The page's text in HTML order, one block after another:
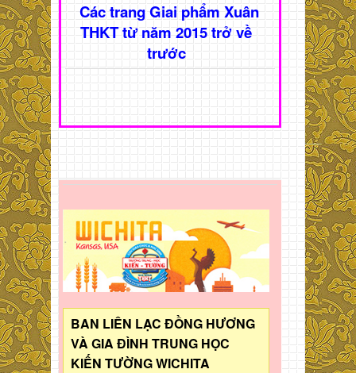
Các trang Giai phẩm Xuân
THKT từ năm 2015 trở về
trước
BAN LIÊN LẠC ĐỒNG HƯƠNG
VÀ GIA ĐÌNH TRUNG HỌC
KIẾN TƯỜNG WICHITA